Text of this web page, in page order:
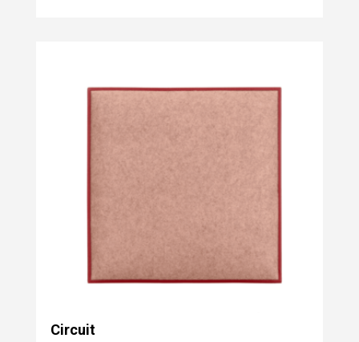
Circuit